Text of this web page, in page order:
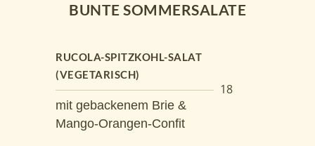
BUNTE SOMMERSALATE
RUCOLA-SPITZKOHL-SALAT
(VEGETARISCH)
18
mit gebackenem Brie &
Mango-Orangen-Confit